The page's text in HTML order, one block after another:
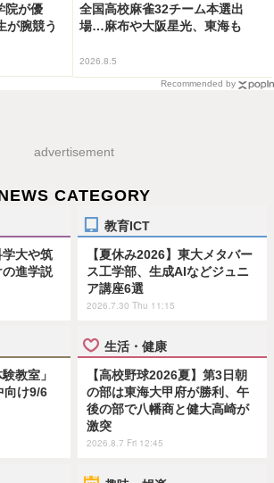
院が優
が腕競う
全国高校麻雀32チーム本選出
場…麻布や大阪星光、東海も
2026.8.5
Recommended by
advertisement
CATEGORY
学大や筑
進学説
教育ICT
【夏休み2026】東大メタバー
ス工学部、生成AIなどジュニ
ア講座6選
2026.7.30 Thu 11:15
教室」
向け9/6
生活・健康
【高校野球2026夏】第3日朝
の部は東海大甲府が勝利、午
後の部で八幡商と健大高崎が
激突
2026.8.7 Fri 12:45